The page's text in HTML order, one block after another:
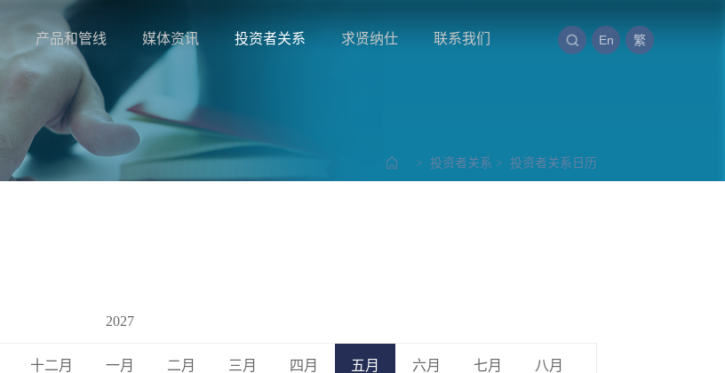
产品和管线 媒体资讯 投资者关系 求贤纳仕 联系我们 En 繁
> 投资者关系 > 投资者关系日历
十二月
2027
一月 二月 三月 四月 五月 六月 七月 八月